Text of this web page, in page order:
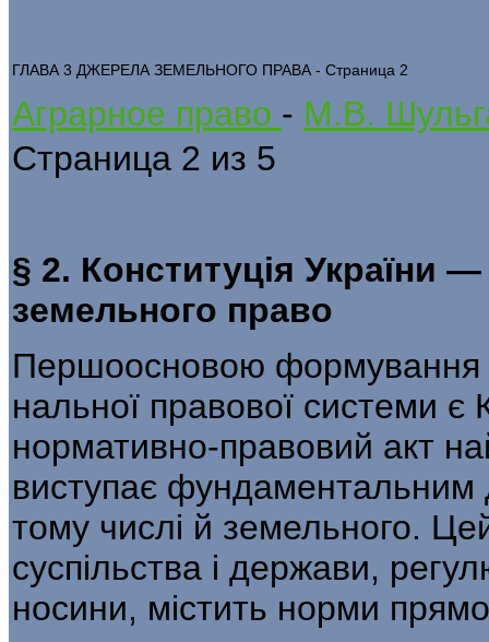
ГЛАВА 3 ДЖЕРЕЛА ЗЕМЕЛЬНОГО ПРАВА - Страница 2
Аграрное право - М.В.
Страница 2 из 5
§ 2. Конституція України
земельного право
Першоосновою формування
нальної правової системи є
нормативно-правовий акт
виступає фундаментальним
тому числі й земельного.
суспільства і держави,
носини, містить норми